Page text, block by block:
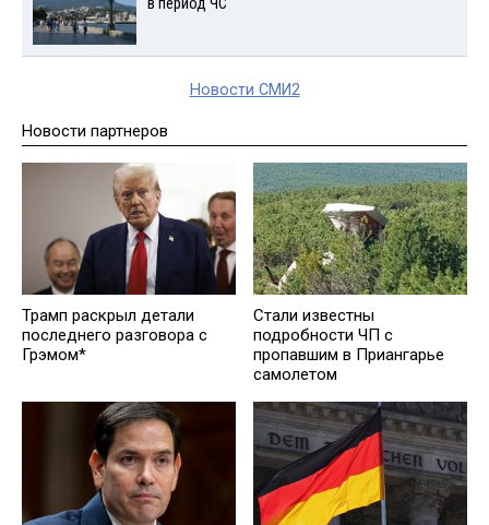
в период ЧС
Новости СМИ2
Новости партнеров
Трамп раскрыл детали
последнего разговора с
Грэмом*
Стали известны
подробности ЧП с
пропавшим в Приангарье
самолетом